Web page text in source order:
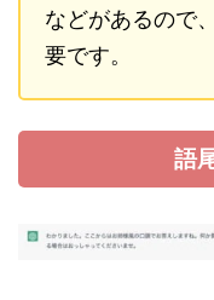
などがあるので
要です。
語